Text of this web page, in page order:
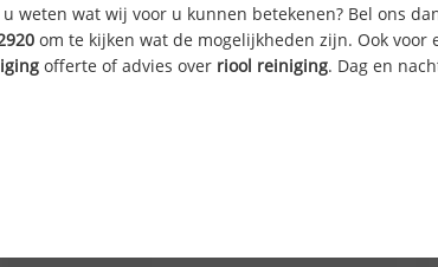
weten wat wij voor u kunnen betekenen? Bel ons
om te kijken wat de mogelijkheden zijn. Ook voor
offerte of advies over riool reiniging. Dag en